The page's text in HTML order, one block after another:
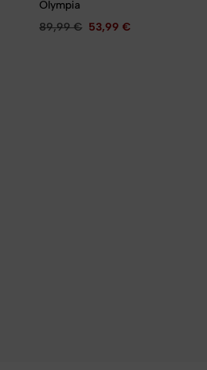
Olympia
89,99€ 53,99 €